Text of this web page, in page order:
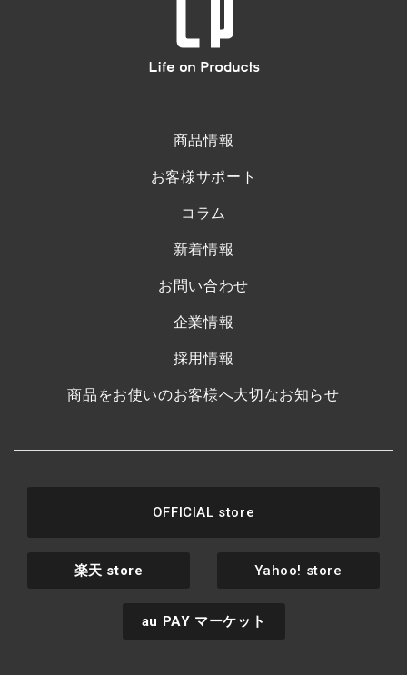
商品情報
お客様サポート
コラム
新着情報
お問い合わせ
企業情報
採用情報
商品をお使いのお客様へ大切なお知らせ
OFFICIAL store
楽天 store Yahoo! store
au PAY マーケット